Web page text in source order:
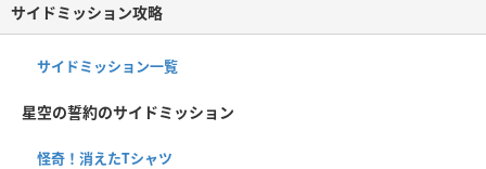
サイドミッション攻略
サイドミッション一覧
星空の誓約のサイドミッション
怪奇！消えたTシャツ